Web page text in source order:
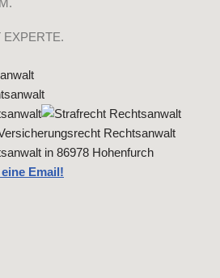
EXPERTE.
Email!